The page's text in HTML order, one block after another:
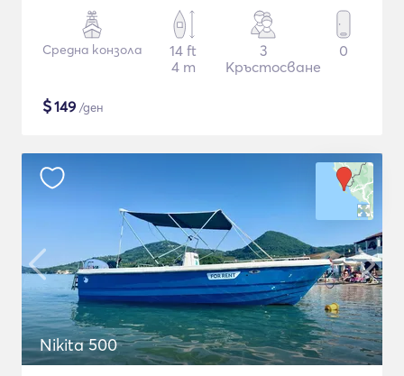
Средна конзола
14 ft
4 m
3
Кръстосване
0
$149 /ден
Nikita 500